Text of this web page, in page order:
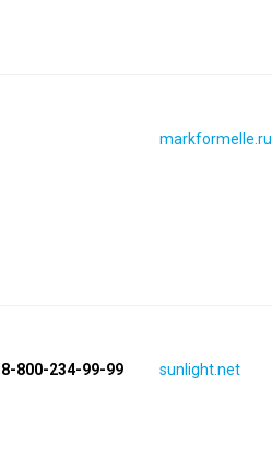
markformelle.ru
8-800-234-99-99 sunlight.net